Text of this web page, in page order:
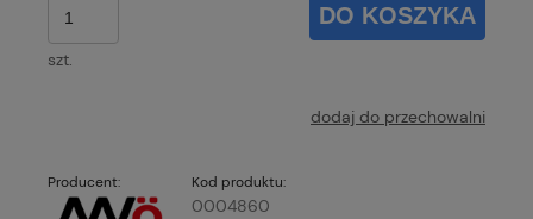
szt.
DO KOSZYKA
dodaj do przechowalni
Producent: Kod produktu:
0004860